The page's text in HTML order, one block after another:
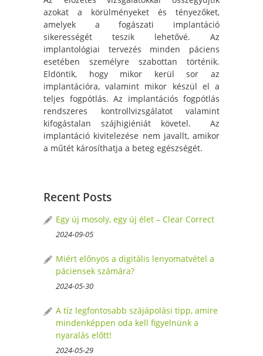
azokat a körülményeket és tényezőket,
amelyek a fogászati implantáció
sikerességét teszik lehetővé. Az
implantológiai tervezés minden páciens
esetében személyre szabottan történik.
Eldöntik, hogy mikor kerül sor az
implantációra, valamint mikor készül el a
teljes fogpótlás. Az implantációs fogpótlás
rendszeres kontrollvizsgálatot valamint
kifogástalan szájhigiéniát követel. Az
implantáció kivitelezése nem javallt, amikor
a műtét károsíthatja a beteg egészségét.
Recent Posts
Egy új mosoly, egy új élet – Clear Correct
2024-09-05
Miért előnyös a digitális lenyomatvétel a
páciensek számára?
2024-05-30
A tíz legfontosabb szájápolási tipp, amire
mindenképpen oda kell figyelnünk a
nyaralás előtt!
2024-05-29